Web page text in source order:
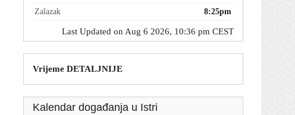
Zalazak
8:25pm
Last Updated on Aug 6 2026, 10:36 pm CEST
Vrijeme DETALJNIJE
Kalendar događanja u Istri